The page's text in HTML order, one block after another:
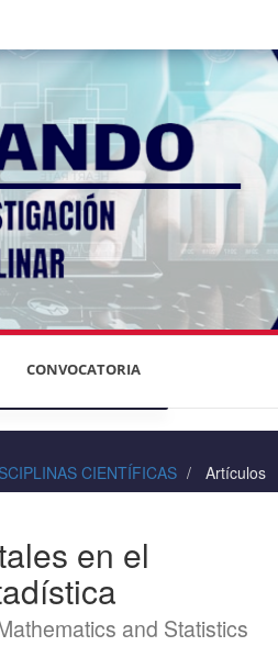
PRIVACIDAD
INFORMACIÓN
CONVOCATORIA
CIENTÍFICAS
Artículos
en el
and Statistics